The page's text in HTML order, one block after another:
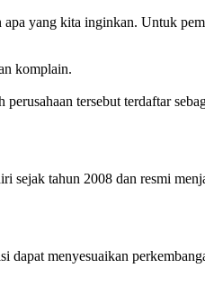
yang kita inginkan. Untuk
komplain.
tersebut terdaftar
tahun 2008 dan resmi
dapat menyesuaikan